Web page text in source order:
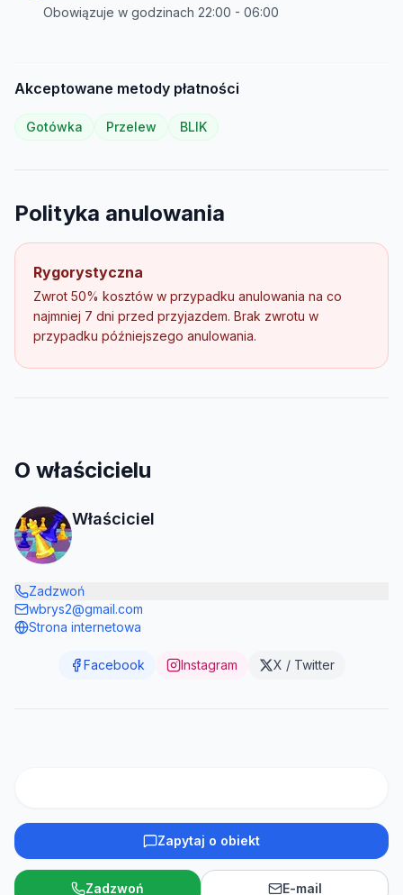
Obowiązuje w godzinach 22:00 - 06:00
Akceptowane metody płatności
Gotówka Przelew BLIK
Polityka anulowania
Rygorystyczna
Zwrot 50% kosztów w przypadku anulowania na co
najmniej 7 dni przed przyjazdem. Brak zwrotu w
przypadku późniejszego anulowania.
O właścicielu
Właściciel
Zadzwoń
wbrys2@gmail.com
Strona internetowa
Facebook Instagram X / Twitter
Zapytaj o obiekt
Zadzwoń E-mail